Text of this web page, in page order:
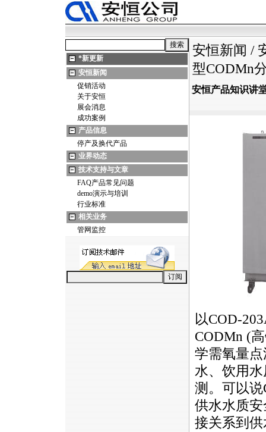
*新更新
安恒新闻
促销活动
关于安恒
展会消息
成功案例
产品信息
停产及换代产品
业界动态
技术支持与文章
FAQ产品常见问题
demo演示与培训
行业标准
相关业务
管网监控
安恒新闻 /
型CODMn
安恒产品知识讲
以COD-
CODMn (
学需氧量
水、饮用
测。可以说
供水水质
接关系到